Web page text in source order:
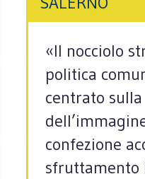
«Il nocciolo
politica
centrato
confezione
sfruttamento